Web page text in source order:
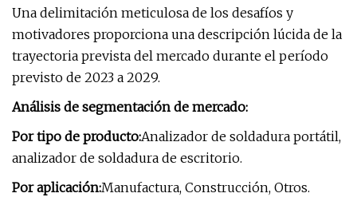
Una delimitación meticulosa de los desafíos y
motivadores proporciona una descripción lúcida de la
trayectoria prevista del mercado durante el período
previsto de 2023 a 2029.
Análisis de segmentación de mercado:
Por tipo de producto:Analizador de soldadura portátil,
analizador de soldadura de escritorio.
Por aplicación:Manufactura, Construcción, Otros.